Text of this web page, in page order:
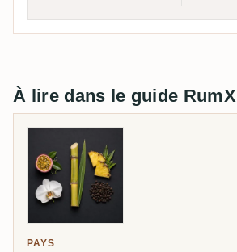
À lire dans le guide RumX
PAYS